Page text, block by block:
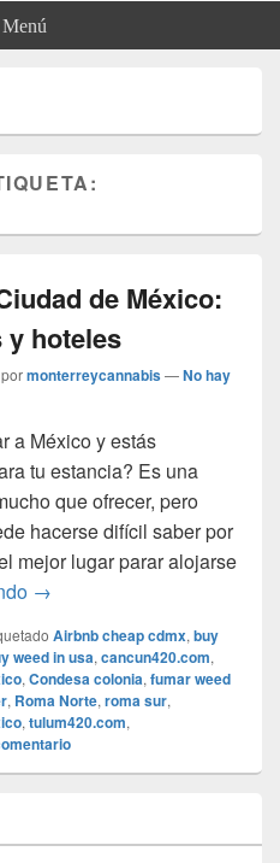
Menú
de México:
y hoteles
pormonterreycannabis—No hay
a México y estás
tu estancia? Es una
que ofrecer, pero
hacerse difícil saber por
mejor lugar parar alojarse
Dónde dormir en Ciudad de
→
Airbnb cheap cdmx, buy
weed in usa, cancun420.com,
, Condesa colonia, fumar weed
, Roma Norte, roma sur,
, tulum420.com,